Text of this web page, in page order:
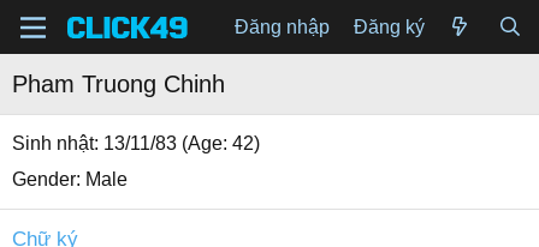
Đăng nhập Đăng ký
Pham Truong Chinh
Sinh nhật 13/11/83 (Age: 42)
Gender Male
Chữ ký